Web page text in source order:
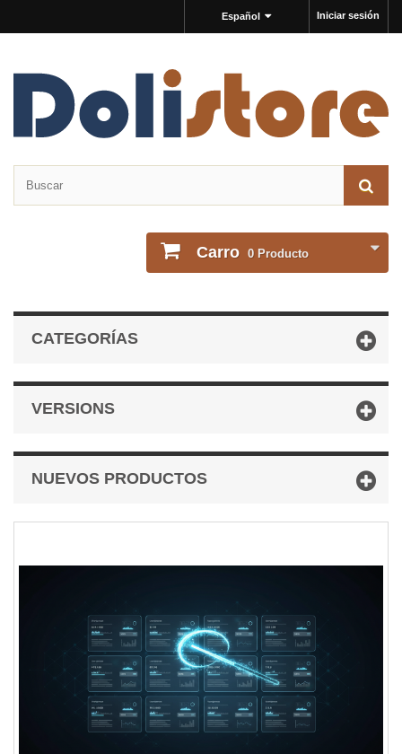
Iniciar sesión
Español
Carro 0 Producto
CATEGORÍAS
VERSIONS
NUEVOS PRODUCTOS